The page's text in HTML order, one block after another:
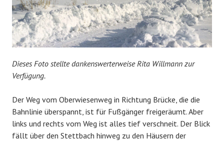
Dieses Foto stellte dankenswerterweise Rita Willmann zur
Verfügung.
Der Weg vom Oberwiesenweg in Richtung Brücke, die die
Bahnlinie überspannt, ist für Fußgänger freigeräumt. Aber
links und rechts vom Weg ist alles tief verschneit. Der Blick
fällt über den Stettbach hinweg zu den Häusern der